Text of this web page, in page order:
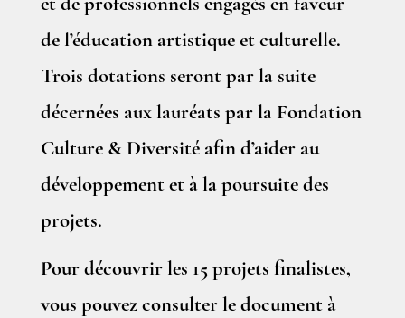
et de professionnels engagés en faveur
de l’éducation artistique et culturelle.
Trois dotations seront par la suite
décernées aux lauréats par la Fondation
Culture & Diversité afin d’aider au
développement et à la poursuite des
projets.
Pour découvrir les 15 projets finalistes,
vous pouvez consulter le document à